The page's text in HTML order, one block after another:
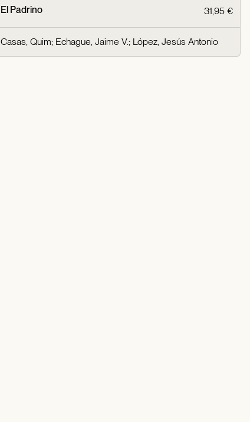
El Padrino 31,95 €
Casas, Quim; Echague, Jaime V.; López, Jesús Antonio